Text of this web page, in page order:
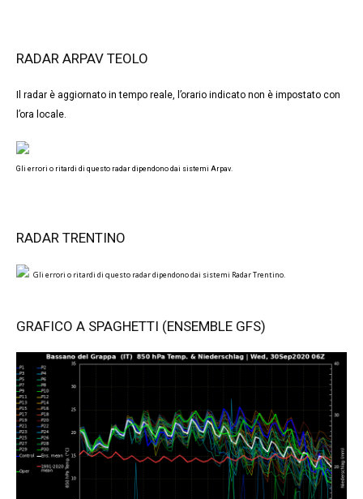
RADAR ARPAV TEOLO
Il radar è aggiornato in tempo reale, l’orario indicato non è impostato con
l’ora locale.
Gli errori o ritardi di questo radar dipendono dai sistemi Arpav.
RADAR TRENTINO
Gli errori o ritardi di questo radar dipendono dai sistemi Radar Trentino.
GRAFICO A SPAGHETTI (ENSEMBLE GFS)